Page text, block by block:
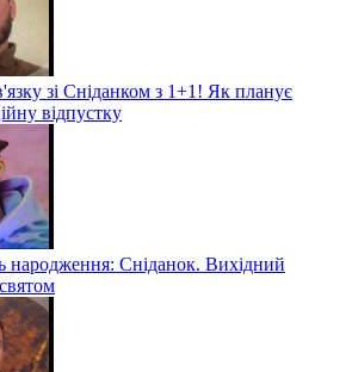
зі Сніданком з 1+1! Як планує
відпустку
Сніданок. Вихідний